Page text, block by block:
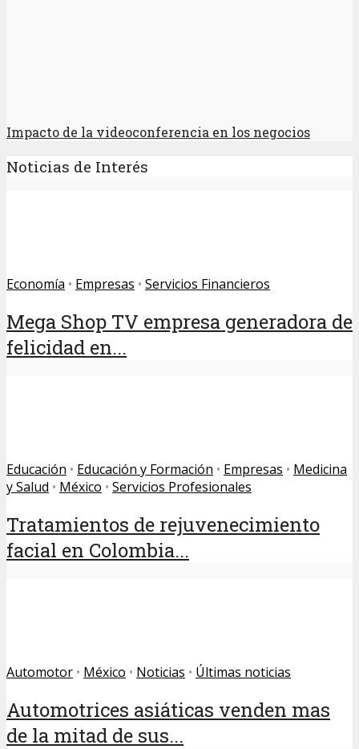
Impacto de la videoconferencia en los negocios
Noticias de Interés
Economía • Empresas • Servicios Financieros
Mega Shop TV empresa generadora de
felicidad en...
Educación • Educación y Formación • Empresas • Medicina
y Salud • México • Servicios Profesionales
Tratamientos de rejuvenecimiento
facial en Colombia...
Automotor • México • Noticias • Últimas noticias
Automotrices asiáticas venden mas
de la mitad de sus...